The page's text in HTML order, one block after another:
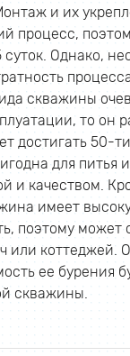
и их
процесс,
суток. Однако,
скважины
то он
достигать 50-
для питья
и качеством.
имеет
поэтому может
или коттеджей.
ее бурения
скважины.